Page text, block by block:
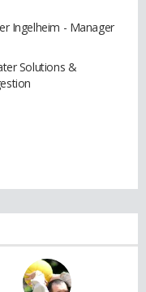
Ingelheim - Manager
Solutions &